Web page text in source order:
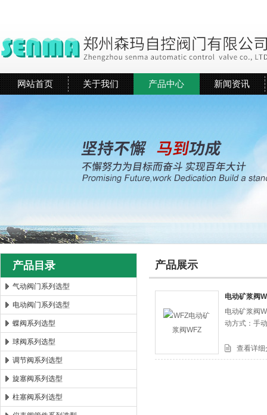
郑州森玛自控阀门有限公司
网站首页 关于我们 产品中心 新闻资讯
产品目录
气动阀门系列选型
电动阀门系列选型
蝶阀系列选型
球阀系列选型
调节阀系列选型
旋塞阀系列选型
柱塞阀系列选型
产品展示
电动矿浆阀
电动矿浆阀
动方式：手
查看详细